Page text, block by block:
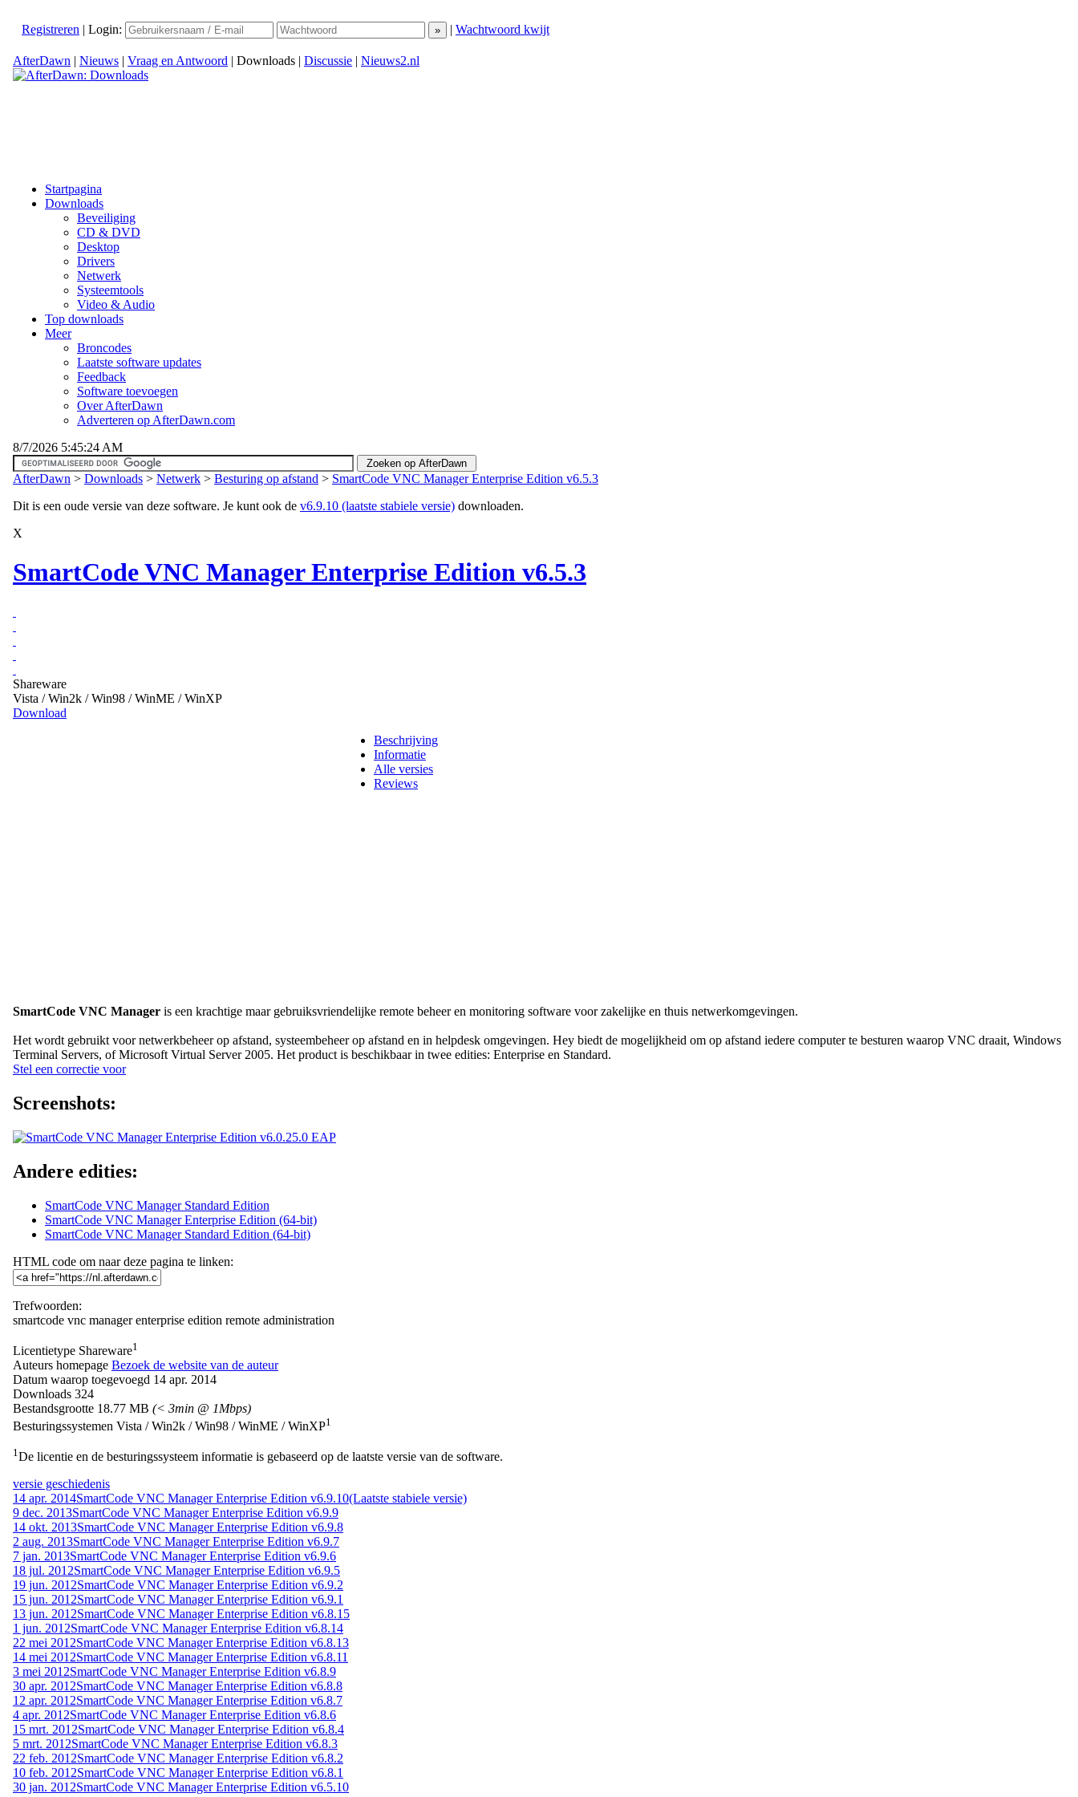
Registreren | Login: | Wachtwoord kwijt
AfterDawn | Nieuws | Vraag en Antwoord | Downloads | Discussie | Nieuws2.nl
Startpagina
Downloads
Beveiliging
CD & DVD
Desktop
Drivers
Netwerk
Systeemtools
Video & Audio
Top downloads
Meer
Broncodes
Laatste software updates
Feedback
Software toevoegen
Over AfterDawn
Adverteren op AfterDawn.com
8/7/2026 5:45:24 AM
AfterDawn > Downloads > Netwerk > Besturing op afstand > SmartCode VNC Manager Enterprise Edition v6.5.3
Dit is een oude versie van deze software. Je kunt ook de v6.9.10 (laatste stabiele versie) downloaden.
X
SmartCode VNC Manager Enterprise Edition v6.5.3
Shareware
Vista / Win2k / Win98 / WinME / WinXP
Download
Beschrijving
Informatie
Alle versies
Reviews
SmartCode VNC Manager is een krachtige maar gebruiksvriendelijke remote beheer en monitoring software voor zakelijke en thuis netwerkomgevingen.
Het wordt gebruikt voor netwerkbeheer op afstand, systeembeheer op afstand en in helpdesk omgevingen. Hey biedt de mogelijkheid om op afstand iedere computer te besturen waarop VNC draait, Windows
Terminal Servers, of Microsoft Virtual Server 2005. Het product is beschikbaar in twee edities: Enterprise en Standard.
Stel een correctie voor
Screenshots:
Andere edities:
SmartCode VNC Manager Standard Edition
SmartCode VNC Manager Enterprise Edition (64-bit)
SmartCode VNC Manager Standard Edition (64-bit)
HTML code om naar deze pagina te linken:
Trefwoorden:
smartcode vnc manager enterprise edition remote administration
Licentietype Shareware1
Auteurs homepage Bezoek de website van de auteur
Datum waarop toegevoegd 14 apr. 2014
Downloads 324
Bestandsgrootte 18.77 MB (< 3min @ 1Mbps)
Besturingssystemen Vista / Win2k / Win98 / WinME / WinXP1
1De licentie en de besturingssysteem informatie is gebaseerd op de laatste versie van de software.
versie geschiedenis
14 apr. 2014SmartCode VNC Manager Enterprise Edition v6.9.10(Laatste stabiele versie)
9 dec. 2013SmartCode VNC Manager Enterprise Edition v6.9.9
14 okt. 2013SmartCode VNC Manager Enterprise Edition v6.9.8
2 aug. 2013SmartCode VNC Manager Enterprise Edition v6.9.7
7 jan. 2013SmartCode VNC Manager Enterprise Edition v6.9.6
18 jul. 2012SmartCode VNC Manager Enterprise Edition v6.9.5
19 jun. 2012SmartCode VNC Manager Enterprise Edition v6.9.2
15 jun. 2012SmartCode VNC Manager Enterprise Edition v6.9.1
13 jun. 2012SmartCode VNC Manager Enterprise Edition v6.8.15
1 jun. 2012SmartCode VNC Manager Enterprise Edition v6.8.14
22 mei 2012SmartCode VNC Manager Enterprise Edition v6.8.13
14 mei 2012SmartCode VNC Manager Enterprise Edition v6.8.11
3 mei 2012SmartCode VNC Manager Enterprise Edition v6.8.9
30 apr. 2012SmartCode VNC Manager Enterprise Edition v6.8.8
12 apr. 2012SmartCode VNC Manager Enterprise Edition v6.8.7
4 apr. 2012SmartCode VNC Manager Enterprise Edition v6.8.6
15 mrt. 2012SmartCode VNC Manager Enterprise Edition v6.8.4
5 mrt. 2012SmartCode VNC Manager Enterprise Edition v6.8.3
22 feb. 2012SmartCode VNC Manager Enterprise Edition v6.8.2
10 feb. 2012SmartCode VNC Manager Enterprise Edition v6.8.1
30 jan. 2012SmartCode VNC Manager Enterprise Edition v6.5.10